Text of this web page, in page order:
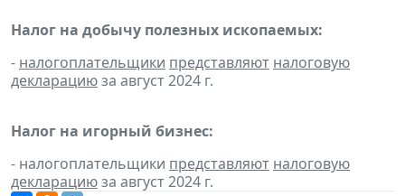
Налог на добычу полезных ископаемых:
- налогоплательщики представляют налоговую
декларациюза август 2024 г.
Налог на игорный бизнес:
- налогоплательщики представляют налоговую
декларациюза август 2024 г.